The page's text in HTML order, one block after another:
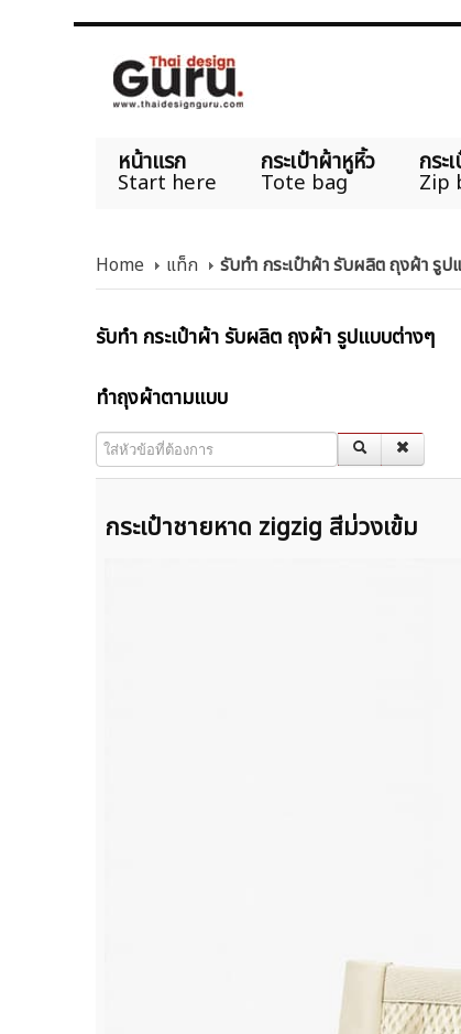
หน้าแรก
Start here
กระเป๋าผ้าหูหิ้ว
Tote bag
กระ
Zip
Home แท็ก รับทำ กระเป๋าผ้า รับผลิต ถุงผ้า รู
รับทำ กระเป๋าผ้า รับผลิต ถุงผ้า รูปแบบต่างๆ
ทำถุงผ้าตามแบบ
ใส่หัวข้อที่ต้องการ
กระเป๋าชายหาด zigzig สีม่วงเข้ม